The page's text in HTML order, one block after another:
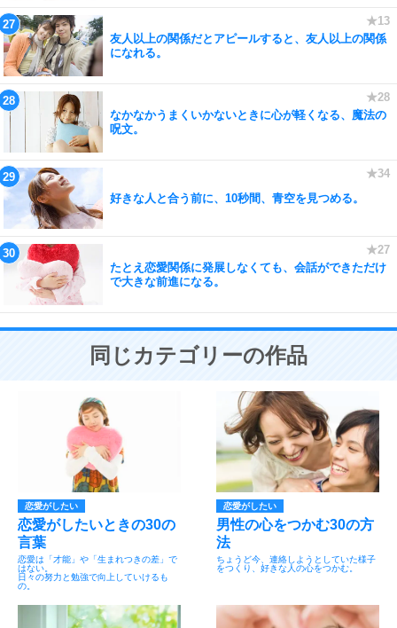
友人以上の関係だとアピールすると、友人以上の関係
になれる。
なかなかうまくいかないときに心が軽くなる、魔法の
呪文。
好きな人と合う前に、10秒間、青空を見つめる。
たとえ恋愛関係に発展しなくても、会話ができただけ
で大きな前進になる。
同じカテゴリーの作品
恋愛がしたい
恋愛がしたいときの30の
言葉
恋愛は「才能」や「生まれつきの差」で
はない。
日々の努力と勉強で向上していけるも
の。
恋愛がしたい
男性の心をつかむ30の方
法
ちょうど今、連絡しようとしていた様子
をつくり、好きな人の心をつかむ。